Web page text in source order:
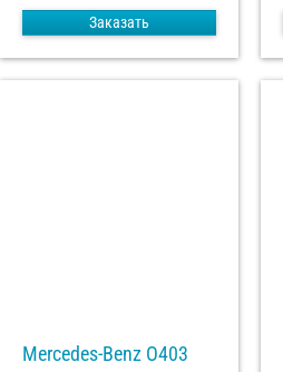
Заказать
Mercedes-Benz О403